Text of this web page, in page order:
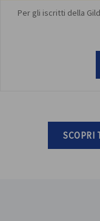
Per gli iscritti della
SCOPRI